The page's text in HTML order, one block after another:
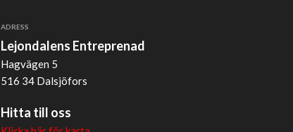
ADRESS
Lejondalens Entreprenad
Hagvägen 5
516 34 Dalsjöfors
Hitta till oss